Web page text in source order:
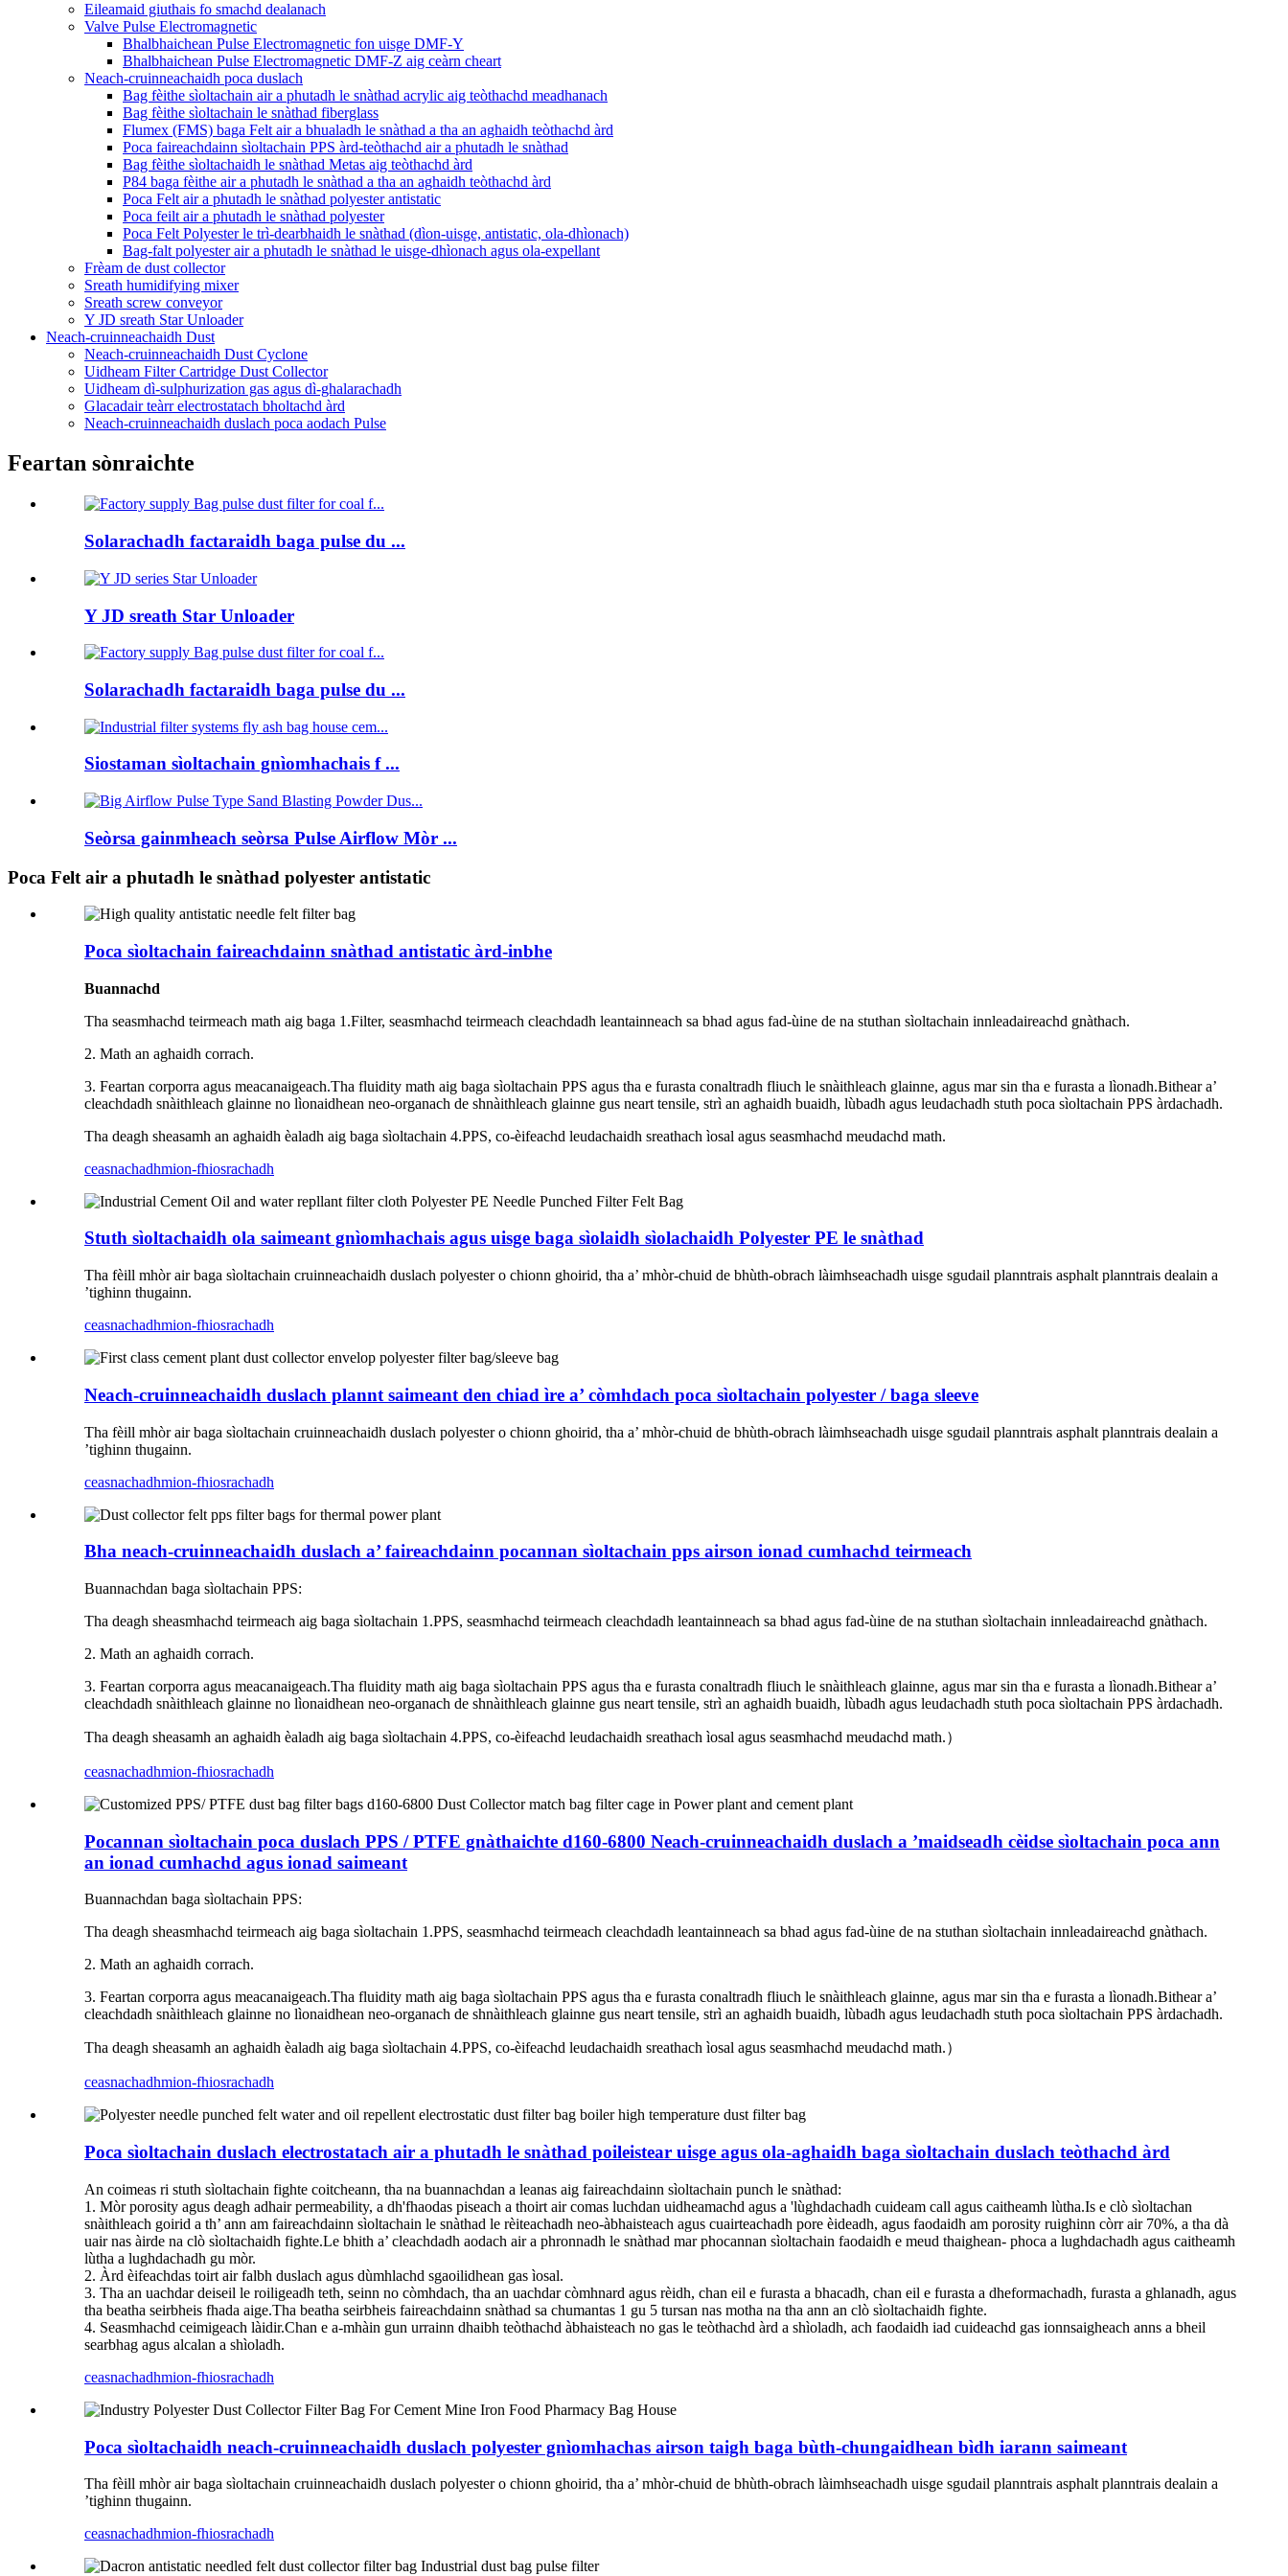
Eileamaid giuthais fo smachd dealanach
Valve Pulse Electromagnetic
Bhalbhaichean Pulse Electromagnetic fon uisge DMF-Y
Bhalbhaichean Pulse Electromagnetic DMF-Z aig ceàrn cheart
Neach-cruinneachaidh poca duslach
Bag fèithe sìoltachain air a phutadh le snàthad acrylic aig teòthachd meadhanach
Bag fèithe sìoltachain le snàthad fiberglass
Flumex (FMS) baga Felt air a bhualadh le snàthad a tha an aghaidh teòthachd àrd
Poca faireachdainn sìoltachain PPS àrd-teòthachd air a phutadh le snàthad
Bag fèithe sìoltachaidh le snàthad Metas aig teòthachd àrd
P84 baga fèithe air a phutadh le snàthad a tha an aghaidh teòthachd àrd
Poca Felt air a phutadh le snàthad polyester antistatic
Poca feilt air a phutadh le snàthad polyester
Poca Felt Polyester le trì-dearbhaidh le snàthad (dìon-uisge, antistatic, ola-dhìonach)
Bag-falt polyester air a phutadh le snàthad le uisge-dhìonach agus ola-expellant
Frèam de dust collector
Sreath humidifying mixer
Sreath screw conveyor
Y JD sreath Star Unloader
Neach-cruinneachaidh Dust
Neach-cruinneachaidh Dust Cyclone
Uidheam Filter Cartridge Dust Collector
Uidheam dì-sulphurization gas agus dì-ghalarachadh
Glacadair teàrr electrostatach bholtachd àrd
Neach-cruinneachaidh duslach poca aodach Pulse
Feartan sònraichte
Solarachadh factaraidh baga pulse du ...
Y JD sreath Star Unloader
Solarachadh factaraidh baga pulse du ...
Siostaman sìoltachain gnìomhachais f ...
Seòrsa gainmheach seòrsa Pulse Airflow Mòr ...
Poca Felt air a phutadh le snàthad polyester antistatic
Poca sìoltachain faireachdainn snàthad antistatic àrd-inbhe
Buannachd
Tha seasmhachd teirmeach math aig baga 1.Filter, seasmhachd teirmeach cleachdadh leantainneach sa bhad agus fad-ùine de na stuthan sìoltachain innleadaireachd gnàthach.
2. Math an aghaidh corrach.
3. Feartan corporra agus meacanaigeach.Tha fluidity math aig baga sìoltachain PPS agus tha e furasta conaltradh fliuch le snàithleach glainne, agus mar sin tha e furasta a lìonadh.Bithear a’
cleachdadh snàithleach glainne no lìonaidhean neo-organach de shnàithleach glainne gus neart tensile, strì an aghaidh buaidh, lùbadh agus leudachadh stuth poca sìoltachain PPS àrdachadh.
Tha deagh sheasamh an aghaidh èaladh aig baga sìoltachain 4.PPS, co-èifeachd leudachaidh sreathach ìosal agus seasmhachd meudachd math.
ceasnachadhmion-fhiosrachadh
Stuth sìoltachaidh ola saimeant gnìomhachais agus uisge baga sìolaidh sìolachaidh Polyester PE le snàthad
Tha fèill mhòr air baga sìoltachain cruinneachaidh duslach polyester o chionn ghoirid, tha a’ mhòr-chuid de bhùth-obrach làimhseachadh uisge sgudail planntrais asphalt planntrais dealain a
’tighinn thugainn.
ceasnachadhmion-fhiosrachadh
Neach-cruinneachaidh duslach plannt saimeant den chiad ìre a’ còmhdach poca sìoltachain polyester / baga sleeve
Tha fèill mhòr air baga sìoltachain cruinneachaidh duslach polyester o chionn ghoirid, tha a’ mhòr-chuid de bhùth-obrach làimhseachadh uisge sgudail planntrais asphalt planntrais dealain a
’tighinn thugainn.
ceasnachadhmion-fhiosrachadh
Bha neach-cruinneachaidh duslach a’ faireachdainn pocannan sìoltachain pps airson ionad cumhachd teirmeach
Buannachdan baga sìoltachain PPS:
Tha deagh sheasmhachd teirmeach aig baga sìoltachain 1.PPS, seasmhachd teirmeach cleachdadh leantainneach sa bhad agus fad-ùine de na stuthan sìoltachain innleadaireachd gnàthach.
2. Math an aghaidh corrach.
3. Feartan corporra agus meacanaigeach.Tha fluidity math aig baga sìoltachain PPS agus tha e furasta conaltradh fliuch le snàithleach glainne, agus mar sin tha e furasta a lìonadh.Bithear a’
cleachdadh snàithleach glainne no lìonaidhean neo-organach de shnàithleach glainne gus neart tensile, strì an aghaidh buaidh, lùbadh agus leudachadh stuth poca sìoltachain PPS àrdachadh.
Tha deagh sheasamh an aghaidh èaladh aig baga sìoltachain 4.PPS, co-èifeachd leudachaidh sreathach ìosal agus seasmhachd meudachd math.）
ceasnachadhmion-fhiosrachadh
Pocannan sìoltachain poca duslach PPS / PTFE gnàthaichte d160-6800 Neach-cruinneachaidh duslach a ’maidseadh cèidse sìoltachain poca ann
an ionad cumhachd agus ionad saimeant
Buannachdan baga sìoltachain PPS:
Tha deagh sheasmhachd teirmeach aig baga sìoltachain 1.PPS, seasmhachd teirmeach cleachdadh leantainneach sa bhad agus fad-ùine de na stuthan sìoltachain innleadaireachd gnàthach.
2. Math an aghaidh corrach.
3. Feartan corporra agus meacanaigeach.Tha fluidity math aig baga sìoltachain PPS agus tha e furasta conaltradh fliuch le snàithleach glainne, agus mar sin tha e furasta a lìonadh.Bithear a’
cleachdadh snàithleach glainne no lìonaidhean neo-organach de shnàithleach glainne gus neart tensile, strì an aghaidh buaidh, lùbadh agus leudachadh stuth poca sìoltachain PPS àrdachadh.
Tha deagh sheasamh an aghaidh èaladh aig baga sìoltachain 4.PPS, co-èifeachd leudachaidh sreathach ìosal agus seasmhachd meudachd math.）
ceasnachadhmion-fhiosrachadh
Poca sìoltachain duslach electrostatach air a phutadh le snàthad poileistear uisge agus ola-aghaidh baga sìoltachain duslach teòthachd àrd
An coimeas ri stuth sìoltachain fighte coitcheann, tha na buannachdan a leanas aig faireachdainn sìoltachain punch le snàthad:
1. Mòr porosity agus deagh adhair permeability, a dh'fhaodas piseach a thoirt air comas luchdan uidheamachd agus a 'lùghdachadh cuideam call agus caitheamh lùtha.Is e clò sìoltachan
snàithleach goirid a th’ ann am faireachdainn sìoltachain le snàthad le rèiteachadh neo-àbhaisteach agus cuairteachadh pore èideadh, agus faodaidh am porosity ruighinn còrr air 70%, a tha dà
uair nas àirde na clò sìoltachaidh fighte.Le bhith a’ cleachdadh aodach air a phronnadh le snàthad mar phocannan sìoltachain faodaidh e meud thaighean- phoca a lughdachadh agus caitheamh
lùtha a lughdachadh gu mòr.
2. Àrd èifeachdas toirt air falbh duslach agus dùmhlachd sgaoilidhean gas ìosal.
3. Tha an uachdar deiseil le roiligeadh teth, seinn no còmhdach, tha an uachdar còmhnard agus rèidh, chan eil e furasta a bhacadh, chan eil e furasta a dheformachadh, furasta a ghlanadh, agus
tha beatha seirbheis fhada aige.Tha beatha seirbheis faireachdainn snàthad sa chumantas 1 gu 5 tursan nas motha na tha ann an clò sìoltachaidh fighte.
4. Seasmhachd ceimigeach làidir.Chan e a-mhàin gun urrainn dhaibh teòthachd àbhaisteach no gas le teòthachd àrd a shìoladh, ach faodaidh iad cuideachd gas ionnsaigheach anns a bheil
searbhag agus alcalan a shìoladh.
ceasnachadhmion-fhiosrachadh
Poca sìoltachaidh neach-cruinneachaidh duslach polyester gnìomhachas airson taigh baga bùth-chungaidhean bìdh iarann ​​​​saimeant
Tha fèill mhòr air baga sìoltachain cruinneachaidh duslach polyester o chionn ghoirid, tha a’ mhòr-chuid de bhùth-obrach làimhseachadh uisge sgudail planntrais asphalt planntrais dealain a
’tighinn thugainn.
ceasnachadhmion-fhiosrachadh